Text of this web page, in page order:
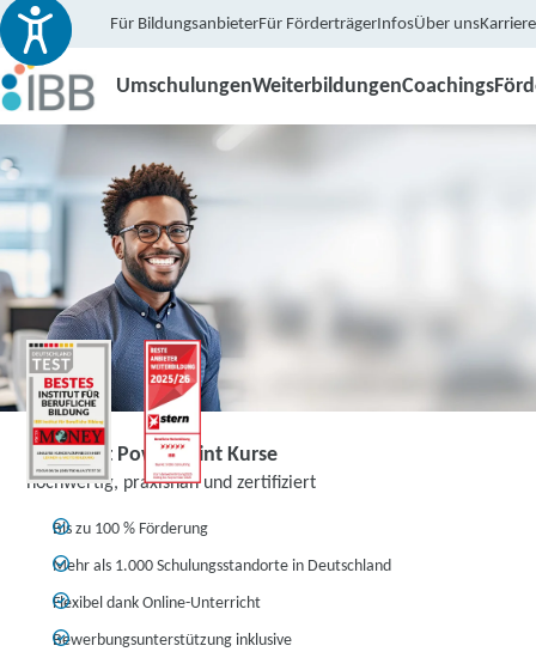
Für BildungsanbieterFür FörderträgerInfosÜber unsKarriere
UmschulungenWeiterbildungenCoachings
Microsoft PowerPoint Kurse
hochwertig, praxisnah und zertifiziert
Bis zu 100 % Förderung
Mehr als 1.000 Schulungsstandorte in Deutschland
Flexibel dank Online-Unterricht
Bewerbungsunterstützung inklusive